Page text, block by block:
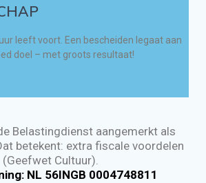
leeft voort. Een bescheiden legaat aan
doel – met groots resultaat!
Belastingdienst aangemerkt als
betekent: extra fiscale voordelen
(Geefwet Cultuur).
NL 56INGB 0004748811